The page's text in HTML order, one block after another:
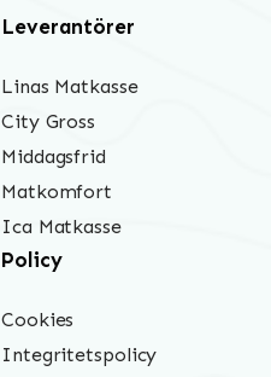
Leverantörer
Linas Matkasse
City Gross
Middagsfrid
Matkomfort
Ica Matkasse
Policy
Cookies
Integritetspolicy